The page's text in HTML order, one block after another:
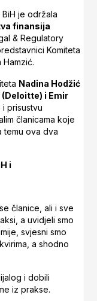
BiH je održala
finansija
& Regulatory
Komiteta
Hamzić.
Nadina Hodžić
i Emir
prisustvu
članicama koje
temu ova dva
i
članice, ali i sve
a uvidjeli smo
svjesni smo
a shodno
i dobili
iz prakse.